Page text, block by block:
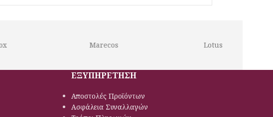
ΕΞΥΠΗΡΕΤΗΣΗ
Αποστολές Προϊόντων
Ασφάλεια Συναλλαγών